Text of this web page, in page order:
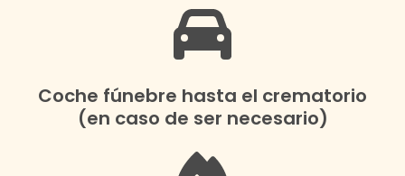
Coche fúnebre hasta el crematorio
(en caso de ser necesario)